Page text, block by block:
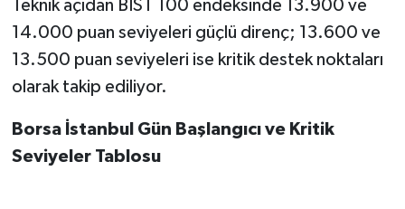
Teknik açıdan BIST 100 endeksinde 13.900 ve
14.000 puan seviyeleri güçlü direnç; 13.600 ve
13.500 puan seviyeleri ise kritik destek noktaları
olarak takip ediliyor.
Borsa İstanbul Gün Başlangıcı ve Kritik
Seviyeler Tablosu